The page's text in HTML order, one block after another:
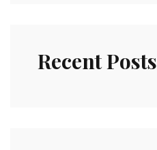
Recent Posts